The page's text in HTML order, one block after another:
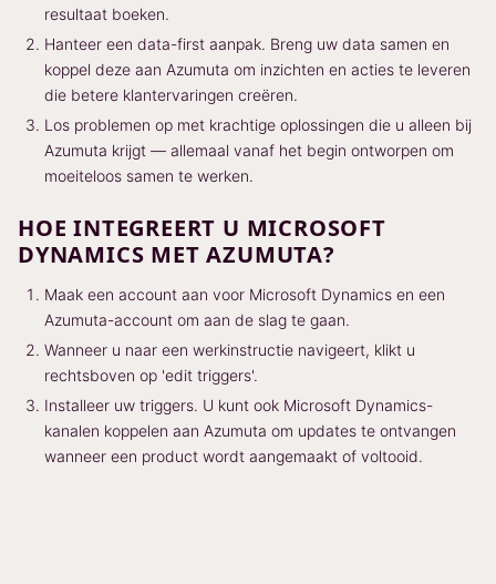
resultaat boeken.
Hanteer een data-first aanpak. Breng uw data samen en
koppel deze aan Azumuta om inzichten en acties te leveren
die betere klantervaringen creëren.
Los problemen op met krachtige oplossingen die u alleen bij
Azumuta krijgt — allemaal vanaf het begin ontworpen om
moeiteloos samen te werken.
HOE INTEGREERT U MICROSOFT
DYNAMICS MET AZUMUTA?
Maak een account aan voor Microsoft Dynamics en een
Azumuta-account om aan de slag te gaan.
Wanneer u naar een werkinstructie navigeert, klikt u
rechtsboven op 'edit triggers'.
Installeer uw triggers. U kunt ook Microsoft Dynamics-
kanalen koppelen aan Azumuta om updates te ontvangen
wanneer een product wordt aangemaakt of voltooid.